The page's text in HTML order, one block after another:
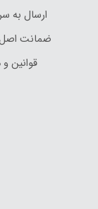
ارسال به
ضمانت اصل
قوانین